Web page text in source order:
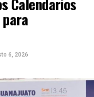
y Tradiciones, se
6, 2026